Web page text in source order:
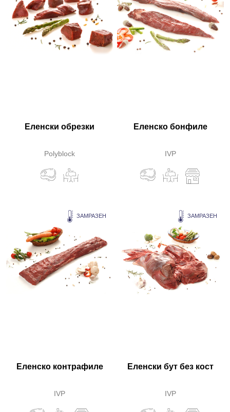
Еленски обрезки
Polyblock
Еленско бонфиле
IVP
ЗАМРАЗЕН
Еленско контрафиле
IVP
ЗАМРАЗЕН
Еленски бут без кост
IVP